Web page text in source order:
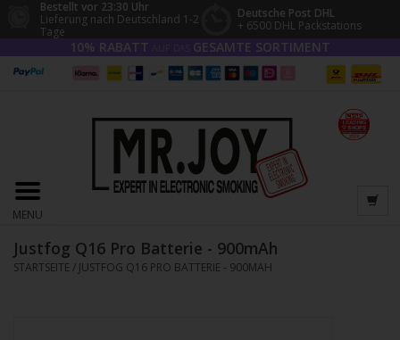
Bestellt vor 23:30 Uhr
Lieferung nach Deutschland 1-2
Tage
Deutsche Post DHL
+ 6500 DHL Packstations
10% RABATT GESAMTE SORTIMENT
MENU
Justfog Q16 Pro Batterie - 900mAh
STARTSEITE / JUSTFOG Q16 PRO BATTERIE - 900MAH